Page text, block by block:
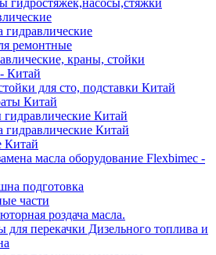
гидростяжек,насосы,стяжки
гидравлические
ремонтные
краны, стойки
Китай
для сто, подставки Китай
Китай
Китай
гидравлические Китай
Китай
масла оборудование Flexbimeс -
подготовка
части
роздача масла.
для перекачки Дизельного топлива и